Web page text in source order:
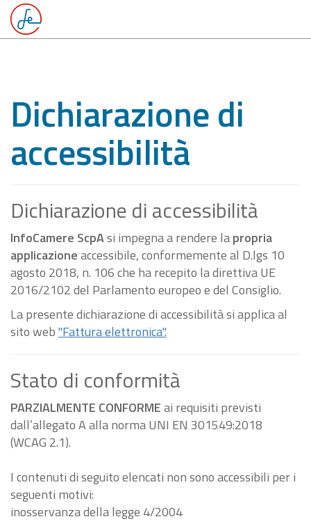
Dichiarazione di
accessibilità
Dichiarazione di accessibilità
InfoCamere ScpAsi impegna a rendere lapropria
applicazioneaccessibile, conformemente al D.lgs 10
agosto 2018, n. 106 che ha recepito la direttiva UE
2016/2102 del Parlamento europeo e del Consiglio.
La presente dichiarazione di accessibilità si applica al
sito web"Fattura elettronica".
Stato di conformità
PARZIALMENTE CONFORMEai requisiti previsti
dall’allegato A alla norma UNI EN 301549:2018
(WCAG 2.1).
I contenuti di seguito elencati non sono accessibili per i
seguenti motivi:
inosservanza della legge 4/2004